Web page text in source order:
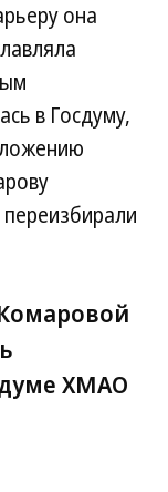
она
в Госдуму,
ХМАО